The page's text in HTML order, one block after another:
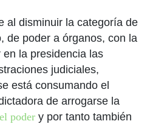
al disminuir la categoría de
de poder a órganos, con la
la presidencia las
judiciales,
está consumando el
de arrogarse la
poder y por tanto también